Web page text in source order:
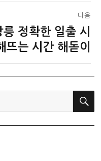
다음
정확한 일출 시
뜨는 시간 해돋이
검